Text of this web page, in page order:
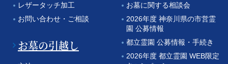
レザータッチ加工
お問い合わせ・ご相談
お墓の引越し
お墓に関する相談会
2026年度 神奈川県の市営霊
園 公募情報
都立霊園 公募情報・手続き
2026年度 都立霊園 WEB限定